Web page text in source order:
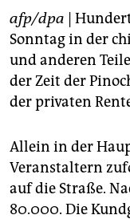
fragen & hilfe
unterstützen
abo
genossenschaft
epaper login
afp/dpa |
Sonntag in der
und anderen
der Zeit der
der privaten
Allein in der
Veranstaltern
auf die Straße.
80.000. Die